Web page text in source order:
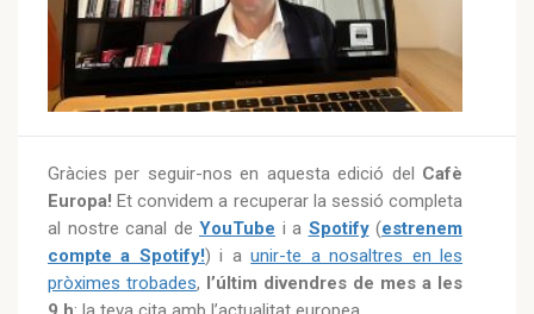
Gràcies per seguir-nos en aquesta edició del Cafè
Europa! Et convidem a recuperar la sessió completa
al nostre canal de YouTube i a Spotify(estrenem
compte a Spotify!) i aunir-te a nosaltres en les
pròximes trobades, l’últim divendres de mes a les